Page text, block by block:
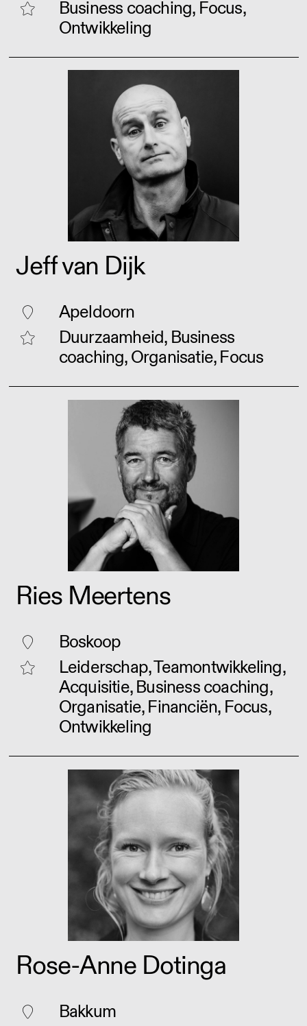
Business coaching, Focus,
Ontwikkeling
Jeff van Dijk
Apeldoorn
Duurzaamheid, Business
coaching, Organisatie, Focus
Ries Meertens
Boskoop
Leiderschap, Teamontwikkeling,
Acquisitie, Business coaching,
Organisatie, Financiën, Focus,
Ontwikkeling
Rose-Anne Dotinga
Bakkum